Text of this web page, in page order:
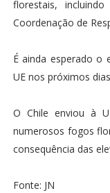
florestais,
Coordenação de
É ainda esperado o
UE nos próximos
O Chile enviou à
numerosos fogos
consequência das
Fonte: JN